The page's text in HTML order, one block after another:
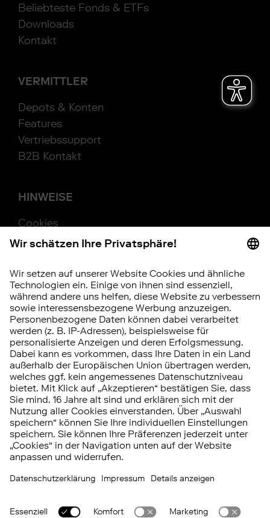
Beliebteste Fonds & ETFs
Downloads
Kontakt
VERMITTLER
Depots & Konten
Features
Vertriebssupport
B2B Kontakt
HINWEISE
Cookies
Beschwerde
Hinweisgebersystem
Vertrag widerrufen
RISIKOHINWEIS
Investitionen in Wertpapiere, Tages- und
Festgeld unterliegen bestimmten Risiken.
Diese können kumuliert oder einzeln auftreten.
DieChancen und Risikenim Überblick.
© 2026 FNZ Bank
Impressum
Recht